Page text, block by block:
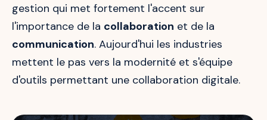
gestion qui met fortement l'accent sur
l'importance de la collaboration et de la
communication. Aujourd'hui les industries
mettent le pas vers la modernité et s'équipe
d'outils permettant une collaboration digitale.